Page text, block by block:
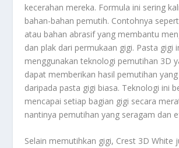
kecerahan mereka. Formula ini sering
bahan-bahan pemutih. Contohnya
atau bahan abrasif yang membantu
dan plak dari permukaan gigi. Pasta gigi
menggunakan teknologi pemutihan 3D
dapat memberikan hasil pemutihan
daripada pasta gigi biasa. Teknologi ini
mencapai setiap bagian gigi secara
nantinya pemutihan yang seragam dan
Selain memutihkan gigi, Crest 3D White